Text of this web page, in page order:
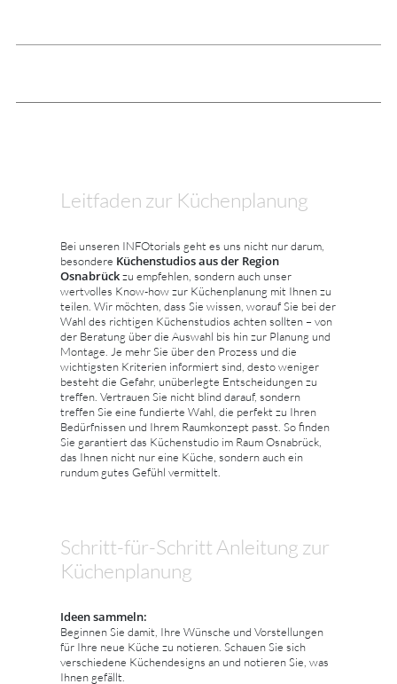
Leitfaden zur Küchenplanung
Bei unseren INFOtorials geht es uns nicht nur darum,
besondere Küchenstudios aus der Region
Osnabrückzu empfehlen, sondern auch unser
wertvolles Know-how zur Küchenplanung mit Ihnen zu
teilen. Wir möchten, dass Sie wissen, worauf Sie bei der
Wahl des richtigen Küchenstudios achten sollten – von
der Beratung über die Auswahl bis hin zur Planung und
Montage. Je mehr Sie über den Prozess und die
wichtigsten Kriterien informiert sind, desto weniger
besteht die Gefahr, unüberlegte Entscheidungen zu
treffen. Vertrauen Sie nicht blind darauf, sondern
treffen Sie eine fundierte Wahl, die perfekt zu Ihren
Bedürfnissen und Ihrem Raumkonzept passt. So finden
Sie garantiert das Küchenstudio im Raum Osnabrück,
das Ihnen nicht nur eine Küche, sondern auch ein
rundum gutes Gefühl vermittelt.
Schritt-für-Schritt Anleitung zur
Küchenplanung
Ideen sammeln:
Beginnen Sie damit, Ihre Wünsche und Vorstellungen
für Ihre neue Küche zu notieren. Schauen Sie sich
verschiedene Küchendesigns an und notieren Sie, was
Ihnen gefällt.